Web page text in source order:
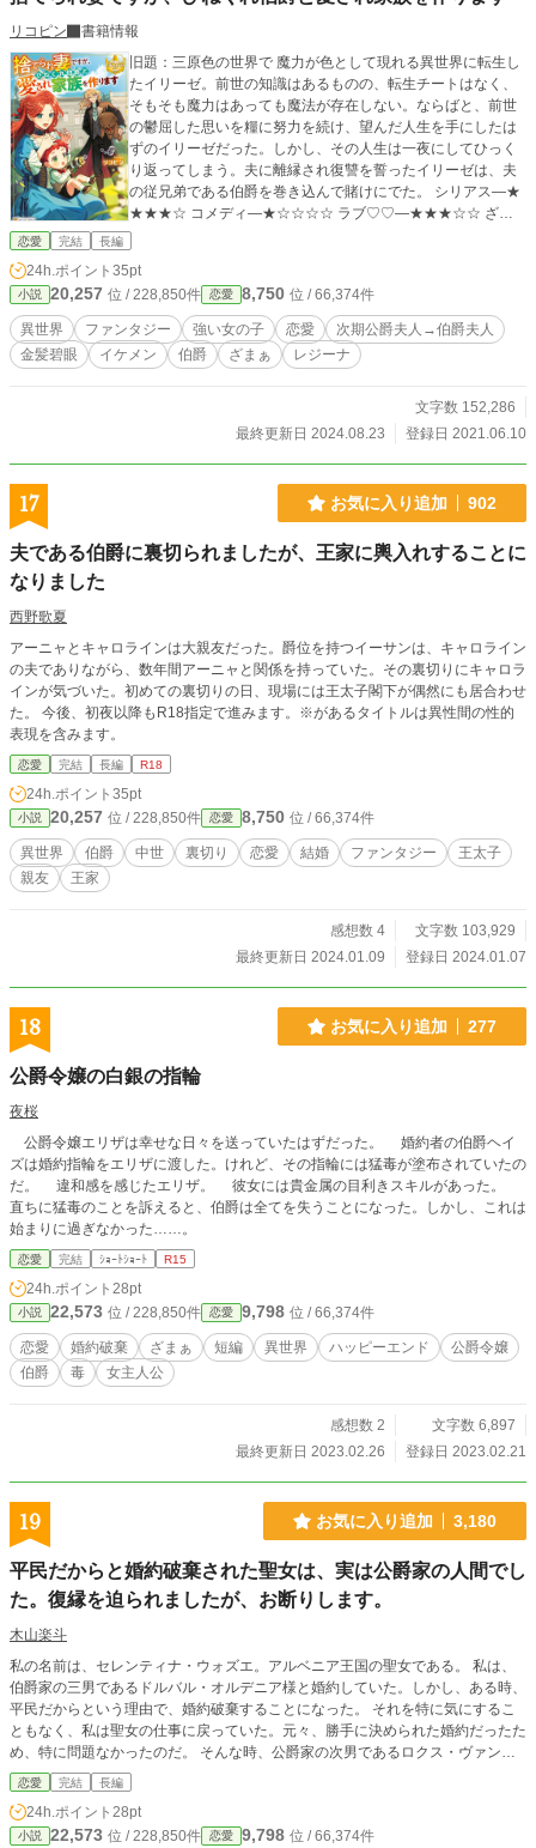
リコピン
書籍情報
旧題：三原色の世界で 魔力が色として現れる異世界に転生し
たイリーゼ。前世の知識はあるものの、転生チートはなく、
そもそも魔力はあっても魔法が存在しない。ならばと、前世
の鬱屈した思いを糧に努力を続け、望んだ人生を手にしたは
ずのイリーゼだった。しかし、その人生は一夜にしてひっく
り返ってしまう。夫に離縁され復讐を誓ったイリーゼは、夫
の従兄弟である伯爵を巻き込んで賭けにでた。 シリアス―★
★★★☆ コメディ―★☆☆☆☆ ラブ♡♡―★★★☆☆ ざま
恋愛 完結 長編
24h.ポイント 35pt
小説 20,257 位 / 228,850件 恋愛 8,750 位 / 66,374件
異世界 ファンタジー 強い女の子 恋愛
次期公爵夫人→伯爵夫人
金髪碧眼
イケメン 伯爵 ざまぁ レジーナ
文字数 152,286
最終更新日 2024.08.23
登録日 2021.06.10
17 お気に入り追加 902
夫である伯爵に裏切られましたが、王家に輿入れすることに
なりました
西野歌夏
アーニャとキャロラインは大親友だった。爵位を持つイーサンは、キャロライン
の夫でありながら、数年間アーニャと関係を持っていた。その裏切りにキャロラ
インが気づいた。初めての裏切りの日、現場には王太子閣下が偶然にも居合わせ
た。 今後、初夜以降もR18指定で進みます。※があるタイトルは異性間の性的
表現を含みます。
恋愛 完結 長編 R18
24h.ポイント 35pt
小説 20,257 位 / 228,850件 恋愛 8,750 位 / 66,374件
異世界 伯爵 中世 裏切り 恋愛 結婚 ファンタジー
王太子
親友
王家
感想数 4
文字数 103,929
最終更新日 2024.01.09
登録日 2024.01.07
18 お気に入り追加 277
公爵令嬢の白銀の指輪
夜桜
公爵令嬢エリザは幸せな日々を送っていたはずだった。 婚約者の伯爵ヘイ
ズは婚約指輪をエリザに渡した。けれど、その指輪には猛毒が塗布されていたの
だ。 違和感を感じたエリザ。 彼女には貴金属の目利きスキルがあった。
直ちに猛毒のことを訴えると、伯爵は全てを失うことになった。しかし、これは
始まりに過ぎなかった……。
恋愛 完結 ｼｮｰﾄｼｮｰﾄ R15
24h.ポイント 28pt
小説 22,573 位 / 228,850件 恋愛 9,798 位 / 66,374件
恋愛 婚約破棄 ざまぁ 短編 異世界 ハッピーエンド
公爵令嬢
伯爵
毒 女主人公
感想数 2
文字数 6,897
最終更新日 2023.02.26
登録日 2023.02.21
19 お気に入り追加 3,180
平民だからと婚約破棄された聖女は、実は公爵家の人間でし
た。復縁を迫られましたが、お断りします。
木山楽斗
私の名前は、セレンティナ・ウォズエ。アルベニア王国の聖女である。 私は、
伯爵家の三男であるドルバル・オルデニア様と婚約していた。しかし、ある時、
平民だからという理由で、婚約破棄することになった。 それを特に気にするこ
ともなく、私は聖女の仕事に戻っていた。元々、勝手に決められた婚約だったた
め、特に問題なかったのだ。 そんな時、公爵家の次男であるロクス・ヴァンデ
イン様が私を訪ねて来た。 そして私は、ロクス様から衝撃的なことを告げられ
る。なんでも、私は公爵家の人間の血を引いているらしいのだ。 という訳で、
私は公爵家の人間になった。 そんな私に、ドルバル様が婚約破棄は間違いだっ
たと言ってきた。私が公爵家の人間であるから復縁したいと思っているようだ。
恋愛 完結 長編
24h.ポイント 28pt
小説 22,573 位 / 228,850件 恋愛 9,798 位 / 66,374件